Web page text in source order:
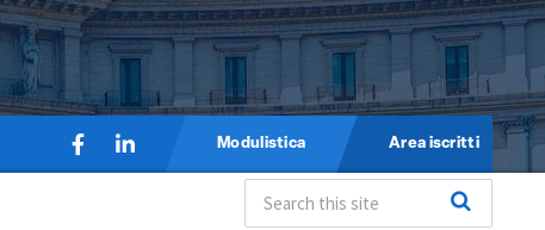
Modulistica Area iscritti